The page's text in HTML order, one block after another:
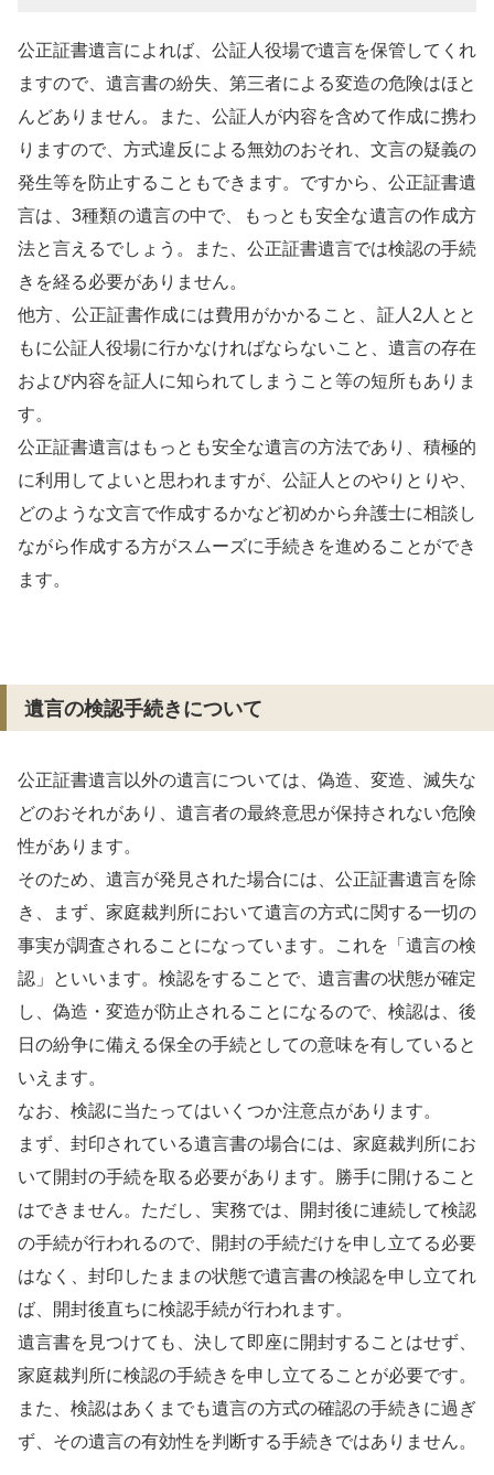
公正証書遺言によれば、公証人役場で遺言を保管してくれ
ますので、遺言書の紛失、第三者による変造の危険はほと
んどありません。また、公証人が内容を含めて作成に携わ
りますので、方式違反による無効のおそれ、文言の疑義の
発生等を防止することもできます。ですから、公正証書遺
言は、3種類の遺言の中で、もっとも安全な遺言の作成方
法と言えるでしょう。また、公正証書遺言では検認の手続
きを経る必要がありません。
他方、公正証書作成には費用がかかること、証人2人とと
もに公証人役場に行かなければならないこと、遺言の存在
および内容を証人に知られてしまうこと等の短所もありま
す。
公正証書遺言はもっとも安全な遺言の方法であり、積極的
に利用してよいと思われますが、公証人とのやりとりや、
どのような文言で作成するかなど初めから弁護士に相談し
ながら作成する方がスムーズに手続きを進めることができ
ます。
遺言の検認手続きについて
公正証書遺言以外の遺言については、偽造、変造、滅失な
どのおそれがあり、遺言者の最終意思が保持されない危険
性があります。
そのため、遺言が発見された場合には、公正証書遺言を除
き、まず、家庭裁判所において遺言の方式に関する一切の
事実が調査されることになっています。これを「遺言の検
認」といいます。検認をすることで、遺言書の状態が確定
し、偽造・変造が防止されることになるので、検認は、後
日の紛争に備える保全の手続としての意味を有していると
いえます。
なお、検認に当たってはいくつか注意点があります。
まず、封印されている遺言書の場合には、家庭裁判所にお
いて開封の手続を取る必要があります。勝手に開けること
はできません。ただし、実務では、開封後に連続して検認
の手続が行われるので、開封の手続だけを申し立てる必要
はなく、封印したままの状態で遺言書の検認を申し立てれ
ば、開封後直ちに検認手続が行われます。
遺言書を見つけても、決して即座に開封することはせず、
家庭裁判所に検認の手続きを申し立てることが必要です。
また、検認はあくまでも遺言の方式の確認の手続きに過ぎ
ず、その遺言の有効性を判断する手続きではありません。